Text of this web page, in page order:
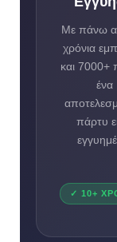
Με πάνω
χρόνια
και 7000+
ένα
πάρτυ
✓ 10+